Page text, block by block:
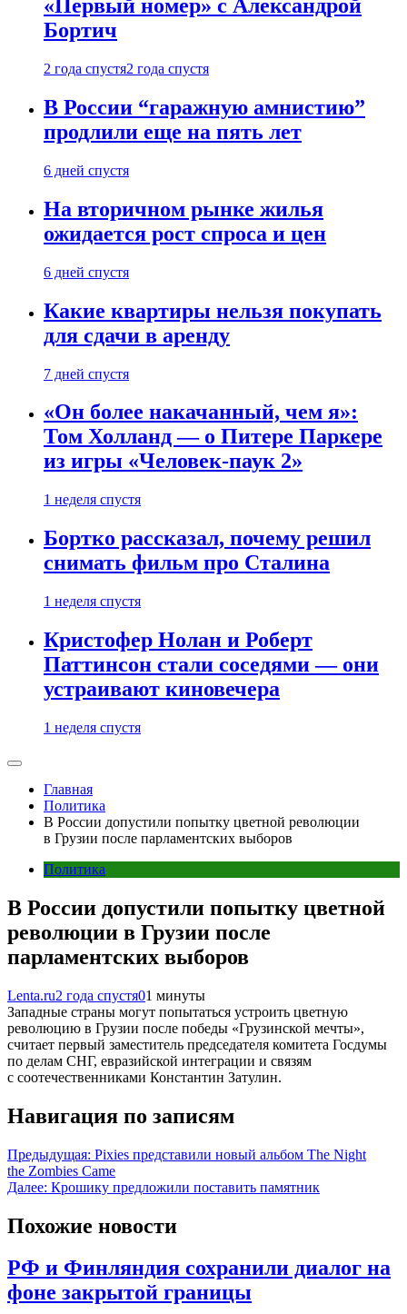
«Первый номер» с Александрой
Бортич
2 года спустя2 года спустя
В России “гаражную амнистию”
продлили еще на пять лет
6 дней спустя
На вторичном рынке жилья
ожидается рост спроса и цен
6 дней спустя
Какие квартиры нельзя покупать
для сдачи в аренду
7 дней спустя
«Он более накачанный, чем я»:
Том Холланд — о Питере Паркере
из игры «Человек-паук 2»
1 неделя спустя
Бортко рассказал, почему решил
снимать фильм про Сталина
1 неделя спустя
Кристофер Нолан и Роберт
Паттинсон стали соседями — они
устраивают киновечера
1 неделя спустя
Главная
Политика
В России допустили попытку цветной революции
в Грузии после парламентских выборов
Политика
В России допустили попытку цветной
революции в Грузии после
парламентских выборов
Lenta.ru2 года спустя01 минуты
Западные страны могут попытаться устроить цветную
революцию в Грузии после победы «Грузинской мечты»,
считает первый заместитель председателя комитета Госдумы
по делам СНГ, евразийской интеграции и связям
с соотечественниками Константин Затулин.
Навигация по записям
Предыдущая: Pixies представили новый альбом The Night
the Zombies Came
Далее: Крошику предложили поставить памятник
Похожие новости
РФ и Финляндия сохранили диалог на
фоне закрытой границы